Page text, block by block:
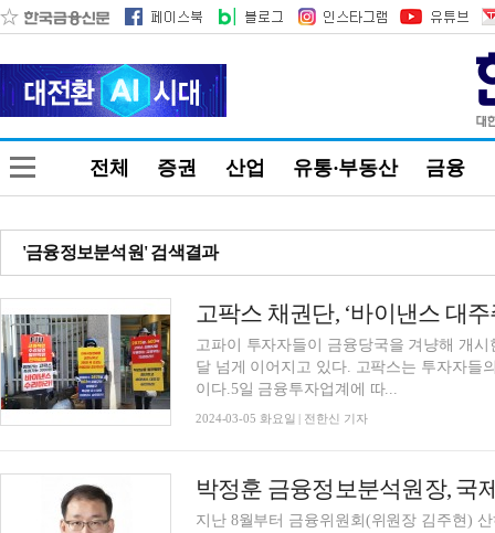
전체 증권 산업 유통·부동산 금융
'금융정보분석원' 검색결과
고파이 투자자들이 금융당국을 겨냥해 개
달 넘게 이어지고 있다. 고팍스는 투자자들
이다.5일 금융투자업계에 따...
2024-03-05 화요일 | 전한신 기자
박정훈 금융정보분석원장, 국
지난 8월부터 금융위원회(위원장 김주현)